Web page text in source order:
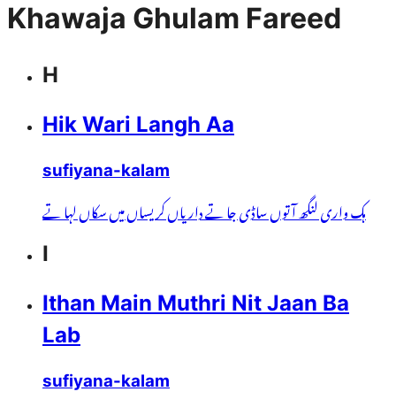
Khawaja Ghulam Fareed
H
Hik Wari Langh Aa
sufiyana-kalam
ہک واری لنگھ آ توں ساڈی جا تے داریاں کریساں میں سکاں لہا تے
I
Ithan Main Muthri Nit Jaan Ba
Lab
sufiyana-kalam